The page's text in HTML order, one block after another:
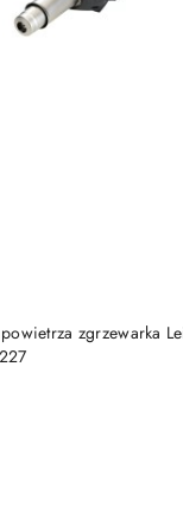
zgrzewarka